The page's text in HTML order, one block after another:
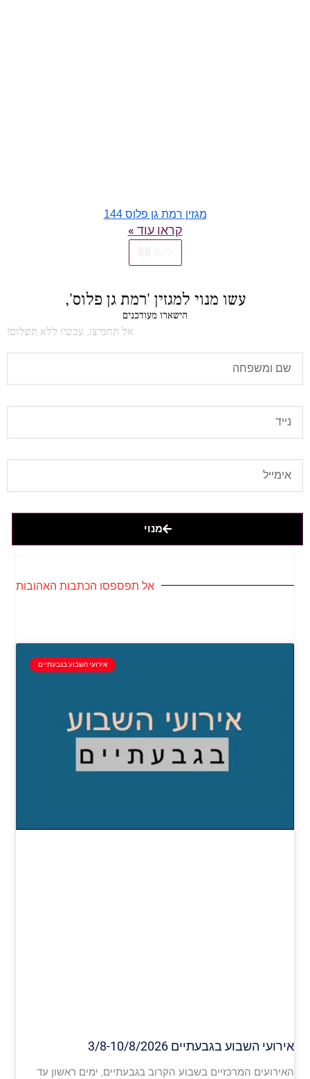
מגזין רמת גן פלוס 144
קראו עוד »
עשו מנוי למגזין 'רמת גן פלוס',
הישארו מעודכנים
אל תחמיצו, עכשיו ללא תשלום!
מנוי
אל תפספסו הכתבות האהובות
אירועי השבוע בגבעתיים
אירועי השבוע בגבעתיים 3/8-10/8/2026
האירועים המרכזיים בשבוע הקרוב בגבעתיים, ימים ראשון עד